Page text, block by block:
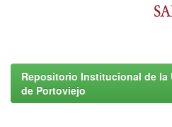
Repositorio Institucional de la
de Portoviejo